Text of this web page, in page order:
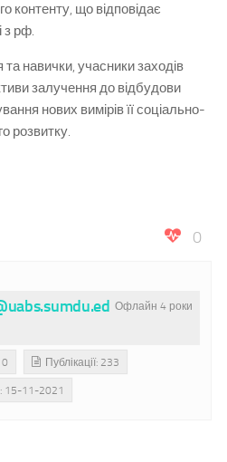
контенту, що відповідає
з рф.
навички, учасники заходів
залучення до відбудови
нових вимірів її соціально-
розвитку.
0
Офлайн 4 роки
Публікації: 233
15-11-2021